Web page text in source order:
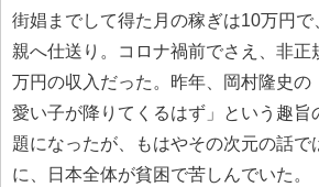
街娼までして得た月の稼ぎは10万円
親へ仕送り。コロナ禍前でさえ、非正
万円の収入だった。昨年、岡村隆史の
愛い子が降りてくるはず」という趣旨
題になったが、もはやその次元の話で
に、日本全体が貧困で苦しんでいた。